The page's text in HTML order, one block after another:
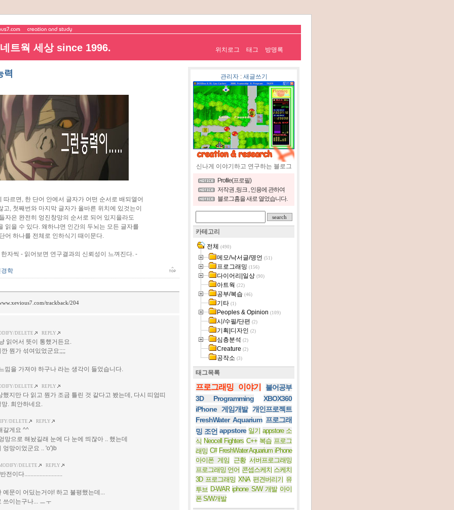
트웍 세상 since 1996. 위치로그 태그 방명록
력
따르면, 한 단어 안에서 글자가 어떤 순서로 배되열어
고, 첫째번와 마지막 글자가 올바른 위치에 있것는이
자은 완전히 엉진창망의 순서로 되어 있지을라도
읽을 수 있다. 왜하냐면 인간의 두뇌는 모든 글자를
어 하나를 전체로 인하식기 때이문다.
자씩 - 읽어보면 연구결과의 신뢰성이 느껴진다. -
경학
trackback/204
DELETE REPLY
읽어서 뜻이 통했거든요.
뭔가 섞여있었군요;;;;
낌을 가져야 하구나 라는 생각이 들었습니다.
DELETE REPLY
했지만 다 읽고 뭔가 조금 틀린 것 같다고 봤는데, 다시 띠엄띠
. 희안하네요.
DELETE REPLY
갈게요 ^^
망으로 해놨길래 눈에 다 눈에 띄잖아 .. 했는데
엉망이었군요 .. 'o')b
DELETE REPLY
전이다.........................
예문이 어딨는거야! 하고 불평했는데...
쓰이는구나... ㅡㅜ
관리자: 새글쓰기
신나게 이야기하고 연구하는 블로그
Profile(프로필)
저작권 ,링크 , 인용에 관하여
블로그홈을 새로 열었습니다.
카테고리
전체 (490)
메모/낙서글/명언 (51)
프로그래밍 (156)
다이어리|일상 (90)
아트웍 (22)
공부/복습 (46)
기타 (1)
Peoples & Opinion (109)
시/수필/단편 (2)
기획|디자인 (2)
심층분석 (2)
Creature (2)
공작소 (3)
태그목록
프로그래밍 이야기
불어공부
3D Programming
XBOX360
iPhone 게임개발 개인프로젝트
FreshWater Aquarium 프로그래
밍 조언 appstore 일기 appstore 소
식 Neocell Fighters C++ 복습 프로그
래밍 C# FreshWater Aquarium iPhone
아이폰 게임
근황 서버프로그래밍
프로그래밍 언어 콘셉스케치 스케치
3D 프로그래밍 XNA 편견버리기 유
투브 D-WAR iphone S/W 개발 아이
폰 S/W개발